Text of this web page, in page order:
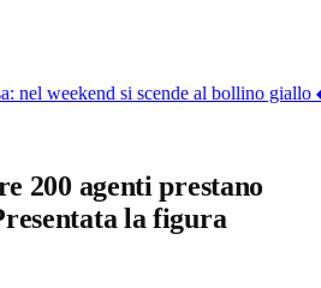
nel weekend si scende al bollino giallo
200 agenti prestano
la figura